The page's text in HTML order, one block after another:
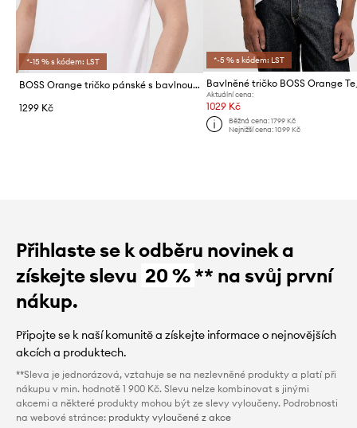
*-15 % s kódem: LST
BOSS Orange tričko pánské s bavlnou TChup
1299 Kč
*-5 % s kódem: LST
Aktuální cena:
1029 Kč
Běžná cena: 1799 Kč
Nejnižší cena: 1099 Kč
Přihlaste se k odběru novinek a
získejte slevu 20 %** na svůj první
nákup.
Připojte se k naší komunitě a získejte informace o nejnovějších
akcích a produktech.
**Sleva je jednorázová, vztahuje se na nezlevněné produkty a platí při
nákupu v min. hodnotě 1 900 Kč. Slevu nelze kombinovat s jinými
akcemi a některé produkty mohou být ze slevy vyloučeny. Podrobnosti
na webové stránce: produkty vyloučené z akce